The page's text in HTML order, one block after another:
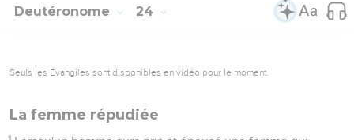
Deutéronome 24
Seuls les Évangiles sont disponibles en vidéo pour le moment.
La femme répudiée
1